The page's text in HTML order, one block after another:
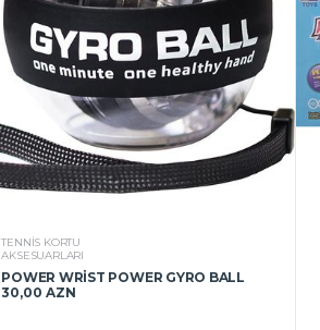
TENNIS KORTU
AKSESUARLARI
POWER WRIST POWER GYRO BALL
30,00 AZN